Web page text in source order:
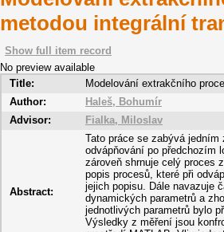
metodou integrální
Show full item record
No preview available
Title:
Modelování extrakčního
Author:
Haleš, Bohumír
Advisor:
Fialka, Miloslav
Abstract:
Tato práce se zabývá
odvápňování po předchozím
zároveň shrnuje celý proces
popis procesů, které při
jejich popisu. Dále navazuje
dynamických parametrů a
jednotlivých parametrů bylo
Výsledky z měření jsou